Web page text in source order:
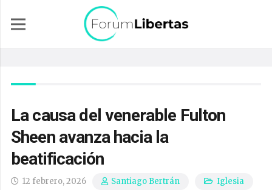
La causa del venerable Fulton
Sheen avanza hacia la
beatificación
12 febrero, 2026 Santiago Bertrán Iglesia